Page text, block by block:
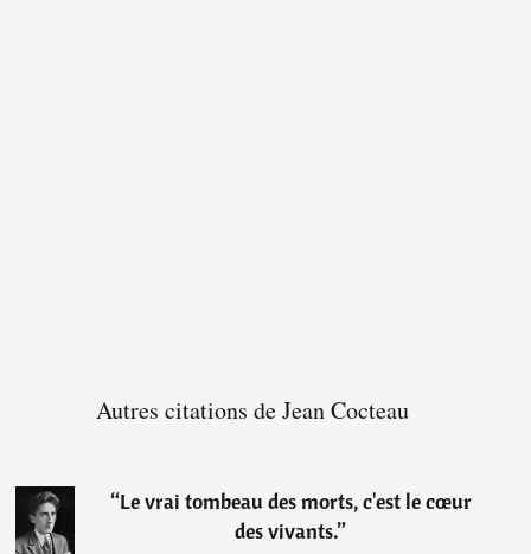
Autres citations de Jean Cocteau
“Le vrai tombeau des morts, c'est le cœur
des vivants.”